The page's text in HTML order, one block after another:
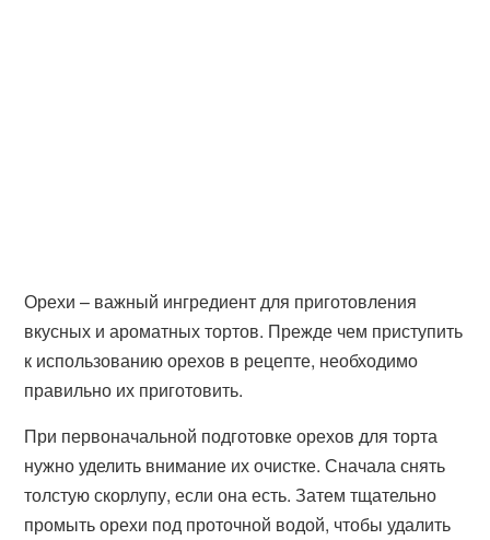
Орехи – важный ингредиент для приготовления
вкусных и ароматных тортов. Прежде чем приступить
к использованию орехов в рецепте, необходимо
правильно их приготовить.
При первоначальной подготовке орехов для торта
нужно уделить внимание их очистке. Сначала снять
толстую скорлупу, если она есть. Затем тщательно
промыть орехи под проточной водой, чтобы удалить